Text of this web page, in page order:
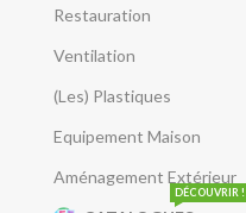
Restauration
Ventilation
(Les) Plastiques
Equipement Maison
Aménagement Extérieur
DÉCOUVRIR !